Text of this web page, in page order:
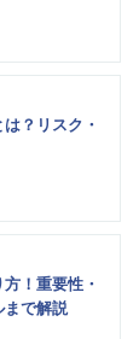
？リスク・
！重要性・
まで解説